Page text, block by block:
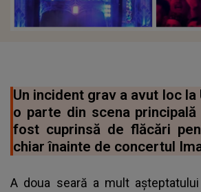
Un incident grav a avut loc la
o parte din scena
fost cuprinsă de flăcări
chiar înainte de concertul
A doua seară a mult